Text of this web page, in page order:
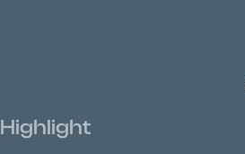
半導体の未来を語るメディア
Highlight